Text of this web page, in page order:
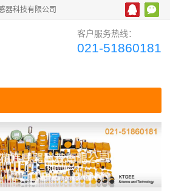
器科技有限公司
客户服务热线：
021-51860181